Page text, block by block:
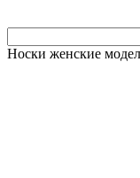
Носки женские